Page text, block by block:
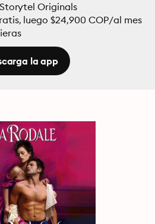
Originals
luego $24,900 COP/al mes
la app